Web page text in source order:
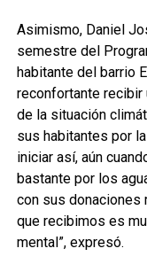
Asimismo, Daniel
semestre del
habitante del barrio
reconfortante recibir
de la situación
sus habitantes por
iniciar así, aún
bastante por los
con sus donaciones
que recibimos es
mental”, expresó.